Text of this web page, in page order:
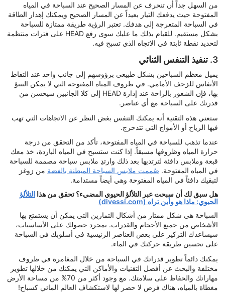
من السهل جداً أن تنحرف عن المسار الصحيح عند السباحة في المياه
المفتوحة حيث يدفعك التيار بعيداً عن المسار الصحيح ويمكنك إهدار الطاقة
في السباحة المتعرجة إلى هدفك. تعتبر الرؤية طريقة ممتازة للسباحة
بشكل مستقيم. للقيام بذلك ما عليك سوى رفع HEAD على فترات منتظمة
لتحديد نقطة ثابتة في الاتجاه الذي تسبح فيه.
3. تنفيذ التنفس الثنائي
يميل معظم السباحين بشكل طبيعي برؤوسهم إلى جانب واحد عند التقاط
الأنفاس للزحف الأمامي. في ظروف المياه المفتوحة التي لا يمكن التنبؤ
بها، فإن الشعور بالراحة عند إدارة HEAD إلى كلا الجانبين سيحسن من
قدرتك على السباحة مع أي عناصر.
ستعني هذه التقنية أنه يمكنك التنفس بغض النظر عن الاتجاهات التي تهب
فيها الرياح أو الأمواج التي تتدحرج.
عندما تذهب للسباحة في المياه المفتوحة، تأكد من التحقق من درجة
حرارة المياه وظروفها مسبقاً. إذا كنت ستسبح في المياه الباردة، خذ معك
قبعة وملابس دافئة لترتديها بعد ذلك وارتدِ ملابس سباحة مصممة للسباحة
في المياه المفتوحة. صُممت ملابس السباحة المبطنة بالفضة من زوغز
لتبقيك دافئاً في المياه المفتوحة وهي أيضاً مستدامة.
هل سبق لك أن سبحت عبر التلألؤ الحيوي المضيء؟ تحقق من هذا التلألؤ
الحيوي: ماذا هو وأين تراه (divessi.com)
السباحة هي شكل ممتاز من أشكال التمارين التي يمكن أن يستمتع بها
الأشخاص من جميع الأحجام والقدرات. بمجرد حصولك على الأساسيات،
سيساعدك التركيز على بعض العناصر الرئيسية في أسلوبك في السباحة
على تحسين طريقة حركتك في الماء.
يمكنك دائماً تطوير قدراتك في السباحة من خلال المغامرة في ظروف
مختلفة والبحث عن أفضل التقنيات والأماكن التي يمكنك من خلالها تطوير
مهاراتك والحفاظ على سلامتك. مع وجود أكثر من 70% من مساحة الأرض
مغطاة بالمياه، هناك فرص لا حصر لها لاستكشاف العالم المائي كسباح!